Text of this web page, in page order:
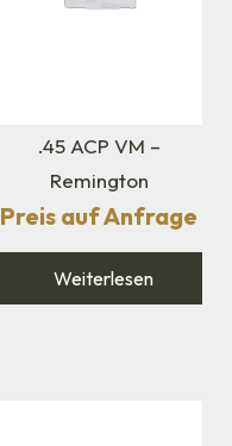
.45 ACP VM –
Remington
Preis auf Anfrage
Weiterlesen